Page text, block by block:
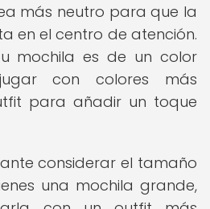
más neutro para que la
en el centro de atención.
mochila es de un color
con colores más
para añadir un toque
considerar el tamaño
una mochila grande,